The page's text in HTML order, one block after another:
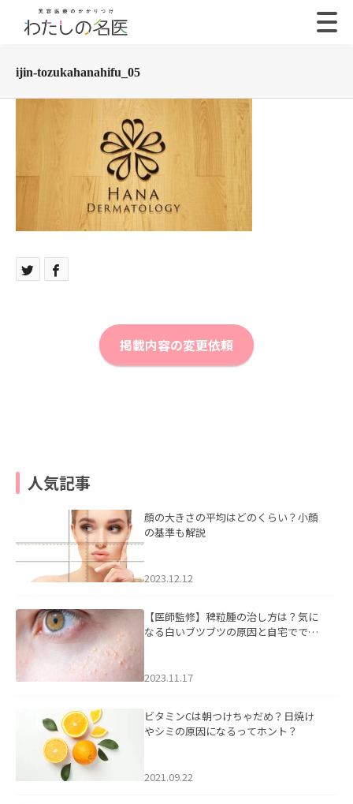
ijin-tozukahanahifu_05
掲載内容の変更依頼
人気記事
顔の大きさの平均はどのくらい？小顔
の基準も解説
2023.12.12
【医師監修】稗粒腫の治し方は？気に
なる白いブツブツの原因と自宅ででき
2023.11.17
ビタミンCは朝つけちゃだめ？日焼け
やシミの原因になるってホント？
2021.09.22